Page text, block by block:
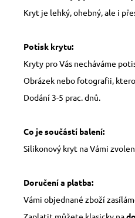
Kryt je lehký, ohebný, ale i
Potisk krytu:
Kryty pro Vás necháváme
Obrázek nebo fotografii,
Dodání 3-5 prac. dnů.
Co je součástí balení:
Silikonový kryt na Vámi
Doručení a platba:
Vámi objednané zboží